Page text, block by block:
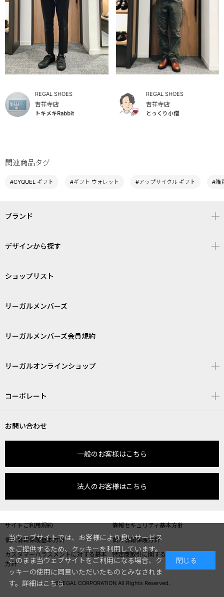
REGAL SHOES
吉祥寺店
トキメキRabbit
REGAL SHOES
吉祥寺店
とっくり小僧
関連商品タグ
#CYQUEL ギフト #ギフト ウォレット #アップサイクル ギフト #雑
ブランド
デザインから探す
ショップリスト
リーガルメンバーズ
リーガルメンバーズ会員規約
リーガルオンラインショップ
コーポレート
お問い合わせ
一般のお客様はこちら
法人のお客様はこちら
サイトご利用規約
情報セキュリティ基本方針
個人情報保護基本方針
個人情報保護方針
カスタマーハラスメントに対する基本
方針
特定商取引に関する表記
©REGAL CORPORATION All Rights Reserved.
当ウェブサイトでは、お客様により良いサービス
をご提供するため、クッキーを利用しています。
このまま当ウェブサイトをご利用になる場合、ク
ッキーの使用に同意いただいたものとみなされま
す。 詳細はこちら
閉じる